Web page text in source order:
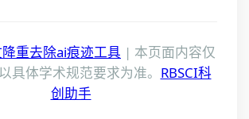
重去除ai痕迹工具 | 本页面内容仅
具体学术规范要求为准。 RBSCI科
创助手